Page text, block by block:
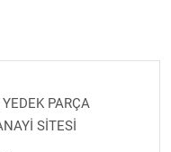
PARÇA
SİTESİ